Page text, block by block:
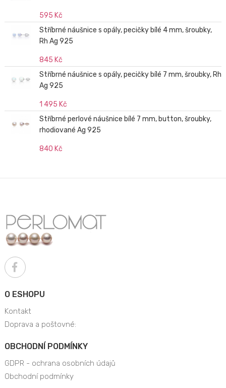
595 Kč
Stříbrné náušnice s opály, pecičky bílé 4 mm, šroubky,
Rh Ag 925
845 Kč
Stříbrné náušnice s opály, pecičky bílé 7 mm, šroubky, Rh
Ag 925
1 495 Kč
Stříbrné perlové náušnice bílé 7 mm, button, šroubky,
rhodiované Ag 925
840 Kč
O ESHOPU
Kontakt
Doprava a poštovné:
OBCHODNÍ PODMÍNKY
GDPR - ochrana osobních údajů
Obchodní podmínky